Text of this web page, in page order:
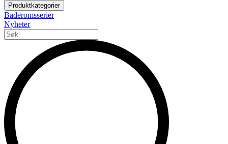
Produktkategorier
Baderomsserier
Nyheter